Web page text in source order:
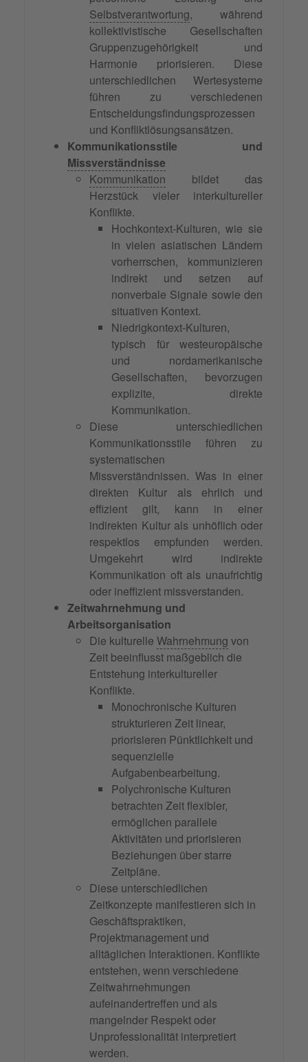
Selbstverantwortung, während
kollektivistische Gesellschaften
Gruppenzugehörigkeit und
Harmonie priorisieren. Diese
unterschiedlichen Wertesysteme
führen zu verschiedenen
Entscheidungsfindungsprozessen
und Konfliktlösungsansätzen.
Kommunikationsstile und
Missverständnisse
Kommunikation bildet das
Herzstück vieler interkultureller
Konflikte.
Hochkontext-Kulturen, wie sie
in vielen asiatischen Ländern
vorherrschen, kommunizieren
indirekt und setzen auf
nonverbale Signale sowie den
situativen Kontext.
Niedrigkontext-Kulturen,
typisch für westeuropäische
und nordamerikanische
Gesellschaften, bevorzugen
explizite, direkte
Kommunikation.
Diese unterschiedlichen
Kommunikationsstile führen zu
systematischen
Missverständnissen. Was in einer
direkten Kultur als ehrlich und
effizient gilt, kann in einer
indirekten Kultur als unhöflich oder
respektlos empfunden werden.
Umgekehrt wird indirekte
Kommunikation oft als unaufrichtig
oder ineffizient missverstanden.
Zeitwahrnehmung und
Arbeitsorganisation
Die kulturelle Wahrnehmung von
Zeit beeinflusst maßgeblich die
Entstehung interkultureller
Konflikte.
Monochronische Kulturen
strukturieren Zeit linear,
priorisieren Pünktlichkeit und
sequenzielle
Aufgabenbearbeitung.
Polychronische Kulturen
betrachten Zeit flexibler,
ermöglichen parallele
Aktivitäten und priorisieren
Beziehungen über starre
Zeitpläne.
Diese unterschiedlichen
Zeitkonzepte manifestieren sich in
Geschäftspraktiken,
Projektmanagement und
alltäglichen Interaktionen. Konflikte
entstehen, wenn verschiedene
Zeitwahrnehmungen
aufeinandertreffen und als
mangelnder Respekt oder
Unprofessionalität interpretiert
werden.